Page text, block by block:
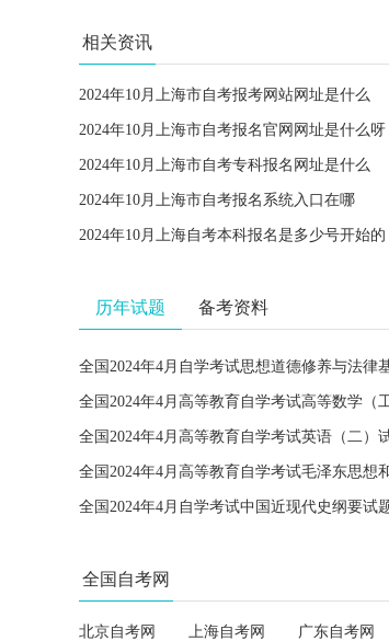
相关资讯
2024年10月上海市自考报考网站网址是什么
2024年10月上海市自考报名官网网址是什么呀
2024年10月上海市自考专科报名网址是什么
2024年10月上海市自考报名系统入口在哪
2024年10月上海自考本科报名是多少号开始的
历年试题 备考资料
全国2024年4月自学考试思想道德修养与法律
全国2024年4月高等教育自学考试高等数学（
全国2024年4月高等教育自学考试英语（二）
全国2024年4月自学考试中国近现代史纲要试
全国自考网
北京自考网 上海自考网 广东自考网